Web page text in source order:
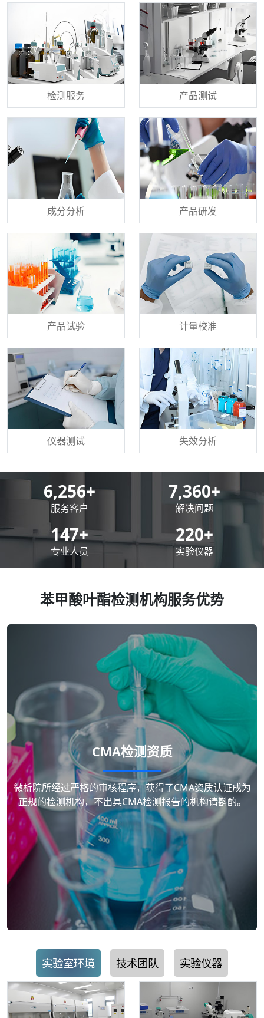
检测服务 产品测试
成分分析 产品研发
产品试验 计量校准
仪器测试 失效分析
8,500+
服务客户
10,000+
解决问题
200+
专业人员
300+
实验仪器
苯甲酸叶酯检测机构服务优势
CMA检测资质
微析院所经过严格的审核程序，获得了CMA资质认证成为
正规的检测机构，不出具CMA检测报告的机构请斟酌。
实验室环境 技术团队 实验仪器